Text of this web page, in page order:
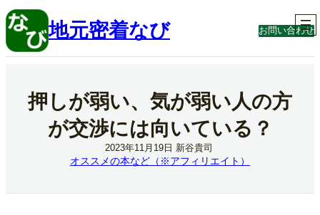
内
容
ス
地元密着なび お問い合わせ
押しが弱い、気が弱い人の方
が交渉には向いている？
2023年11月19日 新谷貴司
オススメの本など（※アフィリエイト）